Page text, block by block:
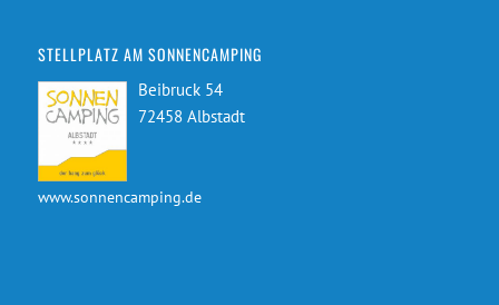
STELLPLATZ AM SONNENCAMPING
Beibruck 54
72458 Albstadt
www.sonnencamping.de